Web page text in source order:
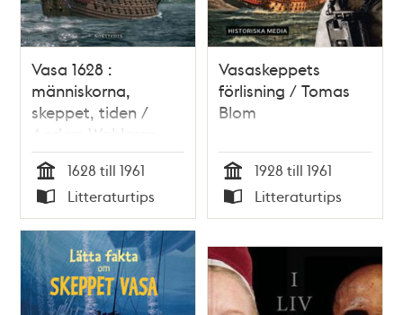
Vasa 1628 :
människorna,
skeppet, tiden /
Anders Wahlgren
Tid
1628 till 1961
Typ
Litteraturtips
Vasaskeppets
förlisning / Tomas
Blom
Tid
1928 till 1961
Typ
Litteraturtips